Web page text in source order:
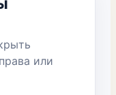
или